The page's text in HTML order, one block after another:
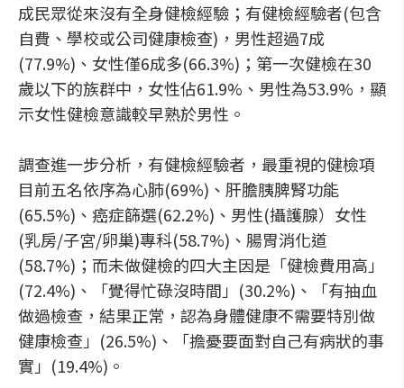
成民眾從來沒有全身健檢經驗；有健檢經驗者(包含
自費、學校或公司健康檢查)，男性超過7成
(77.9%)、女性僅6成多(66.3%)；第一次健檢在30
歲以下的族群中，女性佔61.9%、男性為53.9%，顯
示女性健檢意識較早熟於男性。
調查進一步分析，有健檢經驗者，最重視的健檢項
目前五名依序為心肺(69%)、肝膽胰脾腎功能
(65.5%)、癌症篩選(62.2%)、男性(攝護腺）女性
(乳房/子宮/卵巢)專科(58.7%)、腸胃消化道
(58.7%)；而未做健檢的四大主因是「健檢費用高」
(72.4%)、「覺得忙碌沒時間」(30.2%)、「有抽血
做過檢查，結果正常，認為身體健康不需要特別做
健康檢查」(26.5%)、「擔憂要面對自己有病狀的事
實」(19.4%)。